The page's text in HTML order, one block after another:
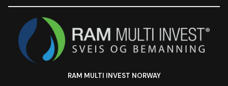
RAM MULTI INVEST NORWAY